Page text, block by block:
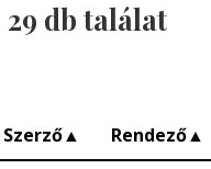
29 db találat
Szerző▲ Rendező▲